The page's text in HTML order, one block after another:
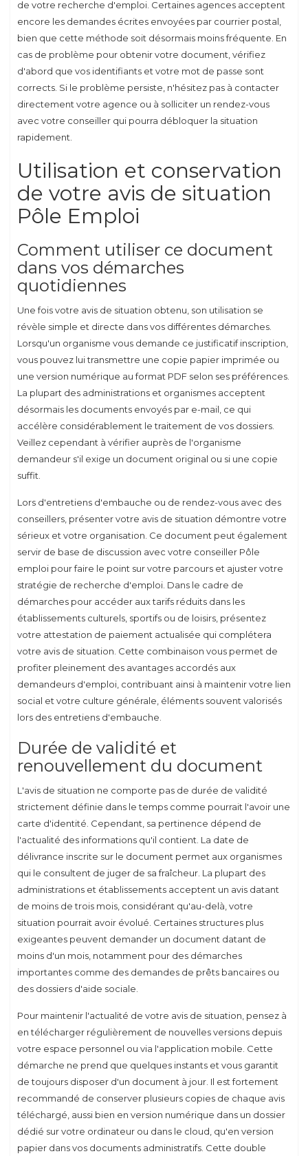
de votre recherche d'emploi. Certaines agences acceptent
encore les demandes écrites envoyées par courrier postal,
bien que cette méthode soit désormais moins fréquente. En
cas de problème pour obtenir votre document, vérifiez
d'abord que vos identifiants et votre mot de passe sont
corrects. Si le problème persiste, n'hésitez pas à contacter
directement votre agence ou à solliciter un rendez-vous
avec votre conseiller qui pourra débloquer la situation
rapidement.
Utilisation et conservation
de votre avis de situation
Pôle Emploi
Comment utiliser ce document
dans vos démarches
quotidiennes
Une fois votre avis de situation obtenu, son utilisation se
révèle simple et directe dans vos différentes démarches.
Lorsqu'un organisme vous demande ce justificatif inscription,
vous pouvez lui transmettre une copie papier imprimée ou
une version numérique au format PDF selon ses préférences.
La plupart des administrations et organismes acceptent
désormais les documents envoyés par e-mail, ce qui
accélère considérablement le traitement de vos dossiers.
Veillez cependant à vérifier auprès de l'organisme
demandeur s'il exige un document original ou si une copie
suffit.
Lors d'entretiens d'embauche ou de rendez-vous avec des
conseillers, présenter votre avis de situation démontre votre
sérieux et votre organisation. Ce document peut également
servir de base de discussion avec votre conseiller Pôle
emploi pour faire le point sur votre parcours et ajuster votre
stratégie de recherche d'emploi. Dans le cadre de
démarches pour accéder aux tarifs réduits dans les
établissements culturels, sportifs ou de loisirs, présentez
votre attestation de paiement actualisée qui complétera
votre avis de situation. Cette combinaison vous permet de
profiter pleinement des avantages accordés aux
demandeurs d'emploi, contribuant ainsi à maintenir votre lien
social et votre culture générale, éléments souvent valorisés
lors des entretiens d'embauche.
Durée de validité et
renouvellement du document
L'avis de situation ne comporte pas de durée de validité
strictement définie dans le temps comme pourrait l'avoir une
carte d'identité. Cependant, sa pertinence dépend de
l'actualité des informations qu'il contient. La date de
délivrance inscrite sur le document permet aux organismes
qui le consultent de juger de sa fraîcheur. La plupart des
administrations et établissements acceptent un avis datant
de moins de trois mois, considérant qu'au-delà, votre
situation pourrait avoir évolué. Certaines structures plus
exigeantes peuvent demander un document datant de
moins d'un mois, notamment pour des démarches
importantes comme des demandes de prêts bancaires ou
des dossiers d'aide sociale.
Pour maintenir l'actualité de votre avis de situation, pensez à
en télécharger régulièrement de nouvelles versions depuis
votre espace personnel ou via l'application mobile. Cette
démarche ne prend que quelques instants et vous garantit
de toujours disposer d'un document à jour. Il est fortement
recommandé de conserver plusieurs copies de chaque avis
téléchargé, aussi bien en version numérique dans un dossier
dédié sur votre ordinateur ou dans le cloud, qu'en version
papier dans vos documents administratifs. Cette double